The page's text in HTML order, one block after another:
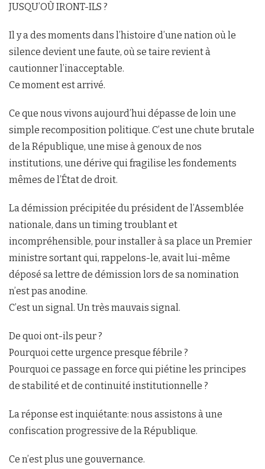
JUSQU’OÙ IRONT-ILS ?
Il y a des moments dans l’histoire d’une nation où le
silence devient une faute, où se taire revient à
cautionner l’inacceptable.
Ce moment est arrivé.
Ce que nous vivons aujourd’hui dépasse de loin une
simple recomposition politique. C’est une chute brutale
de la République, une mise à genoux de nos
institutions, une dérive qui fragilise les fondements
mêmes de l’État de droit.
La démission précipitée du président de l’Assemblée
nationale, dans un timing troublant et
incompréhensible, pour installer à sa place un Premier
ministre sortant qui, rappelons-le, avait lui-même
déposé sa lettre de démission lors de sa nomination
n’est pas anodine.
C’est un signal. Un très mauvais signal.
De quoi ont-ils peur ?
Pourquoi cette urgence presque fébrile ?
Pourquoi ce passage en force qui piétine les principes
de stabilité et de continuité institutionnelle ?
La réponse est inquiétante: nous assistons à une
confiscation progressive de la République.
Ce n’est plus une gouvernance.